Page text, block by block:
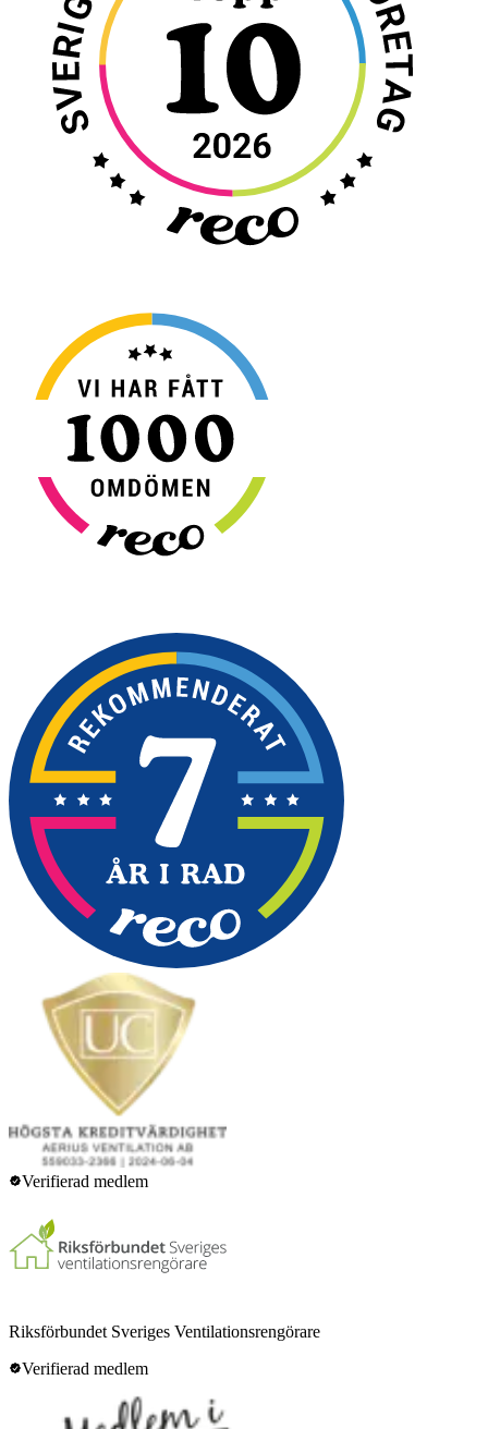
Verifierad medlem
Riksförbundet Sveriges Ventilationsrengörare
Verifierad medlem